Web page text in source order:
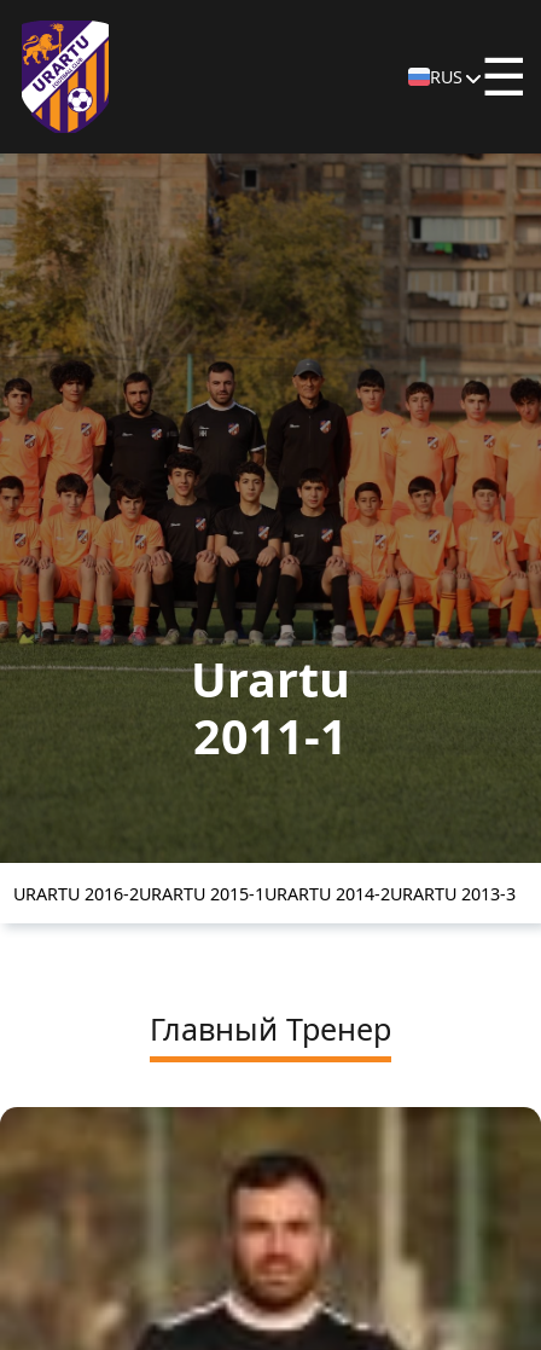
RUS ☰
Urartu
2011-1
URARTU 2016-2URARTU 2015-1URARTU 2014-2URARTU 2013-3
Главный Тренер